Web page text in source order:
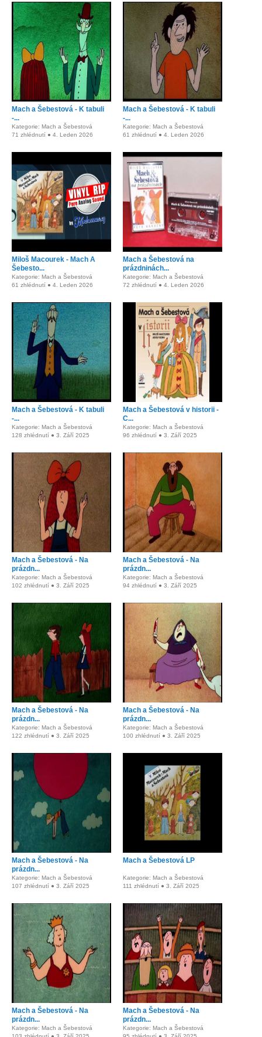
Mach a Šebestová - K tabuli
-...
Kategorie: Mach a Šebestová
71 zhlédnutí ● 4. Leden 2026
Mach a Šebestová - K tabuli
-...
Kategorie: Mach a Šebestová
61 zhlédnutí ● 4. Leden 2026
Miloš Macourek - Mach A
Šebesto...
Kategorie: Mach a Šebestová
61 zhlédnutí ● 4. Leden 2026
Mach a Šebestová na
prázdninách...
Kategorie: Mach a Šebestová
72 zhlédnutí ● 4. Leden 2026
Mach a Šebestová - K tabuli
-...
Kategorie: Mach a Šebestová
128 zhlédnutí ● 3. Září 2025
Mach a Šebestová v historii -
C...
Kategorie: Mach a Šebestová
96 zhlédnutí ● 3. Září 2025
Mach a Šebestová - Na
prázdn...
Kategorie: Mach a Šebestová
102 zhlédnutí ● 3. Září 2025
Mach a Šebestová - Na
prázdn...
Kategorie: Mach a Šebestová
94 zhlédnutí ● 3. Září 2025
Mach a Šebestová - Na
prázdn...
Kategorie: Mach a Šebestová
122 zhlédnutí ● 3. Září 2025
Mach a Šebestová - Na
prázdn...
Kategorie: Mach a Šebestová
100 zhlédnutí ● 3. Září 2025
Mach a Šebestová - Na
prázdn...
Kategorie: Mach a Šebestová
107 zhlédnutí ● 3. Září 2025
Mach a Šebestová LP
Kategorie: Mach a Šebestová
111 zhlédnutí ● 3. Září 2025
Mach a Šebestová - Na
prázdn...
Kategorie: Mach a Šebestová
Mach a Šebestová - Na
prázdn...
Kategorie: Mach a Šebestová